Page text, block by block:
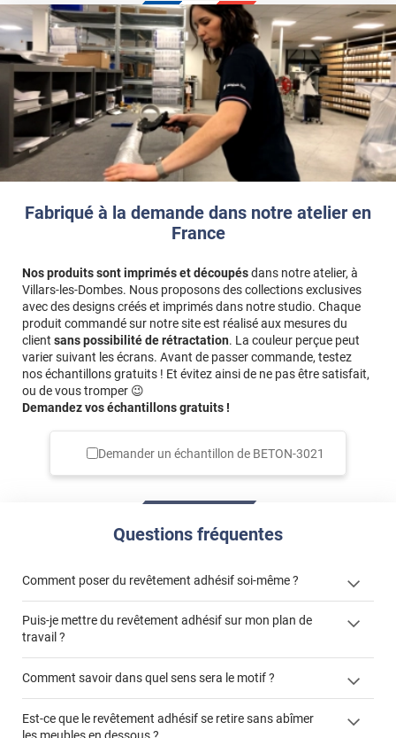
Fabriqué à la demande dans notre atelier en
France
Nos produits sont imprimés et découpésdans notre atelier, à
Villars-les-Dombes. Nous proposons des collections exclusives
avec des designs créés et imprimés dans notre studio. Chaque
produit commandé sur notre site est réalisé aux mesures du
client sans possibilité de rétractation. La couleur perçue peut
varier suivant les écrans. Avant de passer commande, testez
nos échantillons gratuits ! Et évitez ainsi de ne pas être satisfait,
ou de vous tromper 😉
Demandez vos échantillons gratuits !
Demander un échantillon de BETON-3021
Questions fréquentes
Comment poser du revêtement adhésif soi-même ?
« Comment poser un revêtement adhésif ? »
Puis-je mettre du revêtement adhésif sur mon plan de
travail ?
"Peut-on installer du
Comment savoir dans quel sens sera le motif ?
Est-ce que le revêtement adhésif se retire sans abîmer
les meubles en dessous ?
élégance et facilité.
Afin de vous rendre compte de la qualité et de son rendu
véritable, nous vous conseillons de faire une demande
d'échantillon gratuite.